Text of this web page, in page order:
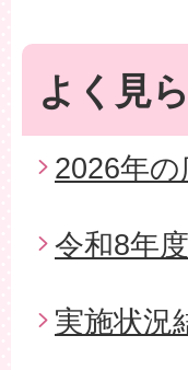
よく見
2026年
令和8年
実施状況